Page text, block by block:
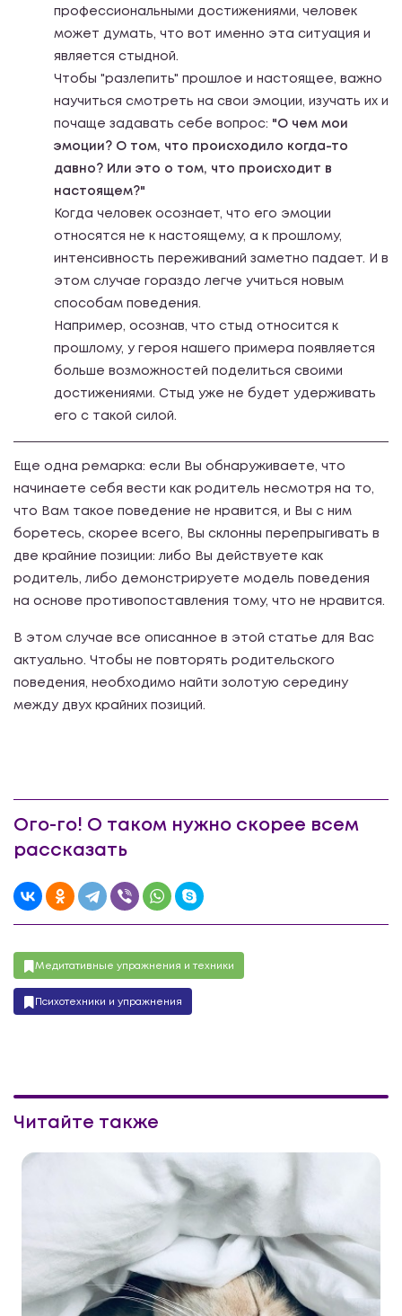
профессиональными достижениями, человек
может думать, что вот именно эта ситуация и
является стыдной.
Чтобы "разлепить" прошлое и настоящее, важно
научиться смотреть на свои эмоции, изучать их и
почаще задавать себе вопрос: "О чем мои
эмоции? О том, что происходило когда-то
давно? Или это о том, что происходит в
настоящем?"
Когда человек осознает, что его эмоции
относятся не к настоящему, а к прошлому,
интенсивность переживаний заметно падает. И в
этом случае гораздо легче учиться новым
способам поведения.
Например, осознав, что стыд относится к
прошлому, у героя нашего примера появляется
больше возможностей поделиться своими
достижениями. Стыд уже не будет удерживать
его с такой силой.
Еще одна ремарка: если Вы обнаруживаете, что
начинаете себя вести как родитель несмотря на то,
что Вам такое поведение не нравится, и Вы с ним
боретесь, скорее всего, Вы склонны перепрыгивать в
две крайние позиции: либо Вы действуете как
родитель, либо демонстрируете модель поведения
на основе противопоставления тому, что не нравится.
В этом случае все описанное в этой статье для Вас
актуально. Чтобы не повторять родительского
поведения, необходимо найти золотую середину
между двух крайних позиций.
Ого-го! О таком нужно скорее всем
рассказать
Медитативные упражнения и техники
Психотехники и упражнения
Читайте также